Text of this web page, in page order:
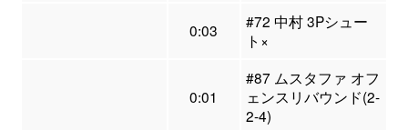
0:03
#72 中村 3Pシュー
ト×
0:01
#87 ムスタファ オフ
ェンスリバウンド(2-
2-4)